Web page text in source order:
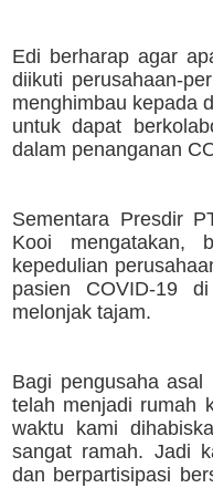
Edi berharap agar
diikuti perusahaan-
menghimbau kepada
untuk dapat
dalam penanganan
Sementara Presdir
Kooi mengatakan,
kepedulian
pasien COVID-19
melonjak tajam.
Bagi pengusaha
telah menjadi rumah
waktu kami
sangat ramah. Jadi
dan berpartisipasi